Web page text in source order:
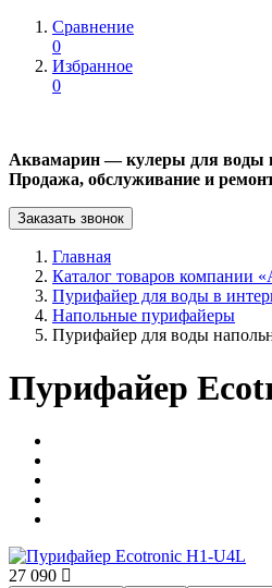
Сравнение
0
Избранное
0
Аквамарин — кулеры для воды
Продажа, обслуживание и
Заказать звонок
Главная
Каталог товаров компании
Пурифайер для воды в
Напольные пурифайеры
Пурифайер для воды
Пурифайер
27 090